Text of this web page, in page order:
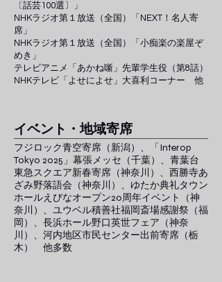
〔話芸100選〕」
NHKラジオ第１放送（全国）「NEXT！名人寄
席」
NHKラジオ第１放送（全国）「小痴楽の楽屋ぞ
めき」
テレビアニメ「あかね噺」先輩学生役（第8話）
NHKテレビ「よせによせ」大喜利コーナー 他
​イベント・地域寄席
フジロック青空寄席（新潟）、「Interop
Tokyo 2025」幕張メッセ（千葉）、青葉台
東急スクエア新春寄席（神奈川）、西勝寺あ
ざみ野落語会（神奈川）、ゆたか典礼タウン
ホールえびなオープン20周年イベント（神
奈川）、​ユウベル積善社福岡斎場感謝祭（福
岡）、長浜ホール野口英世フェア（神奈
川）、河内地区市民センター出前寄席（栃
木） 他多数